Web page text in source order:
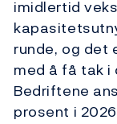
imidlertid
runde, og
med å få tak
Bedriftene
prosent i